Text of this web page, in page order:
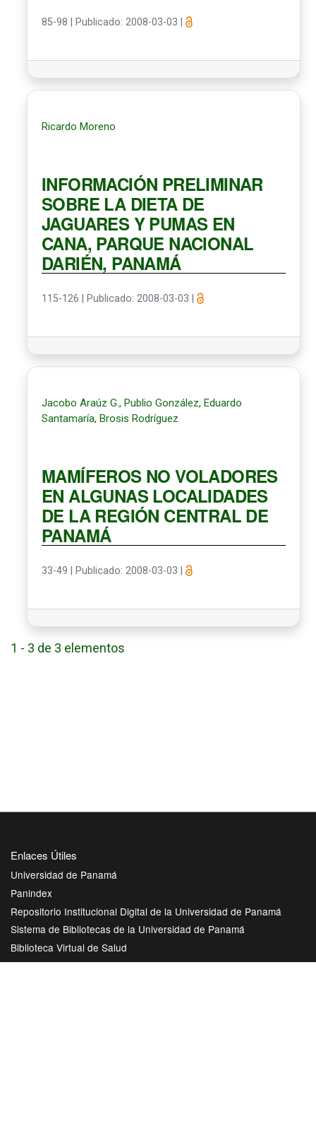
85-98 Publicado: 2008-03-03
Ricardo Moreno
INFORMACIÓN PRELIMINAR
SOBRE LA DIETA DE
JAGUARES Y PUMAS EN
CANA, PARQUE NACIONAL
DARIÉN, PANAMÁ
115-126 Publicado: 2008-03-03
Jacobo Araúz G., Publio González, Eduardo
Santamaría, Brosis Rodríguez
MAMÍFEROS NO VOLADORES
EN ALGUNAS LOCALIDADES
DE LA REGIÓN CENTRAL DE
PANAMÁ
33-49 Publicado: 2008-03-03
1 - 3 de 3 elementos
Enlaces Útiles
Universidad de Panamá
Panindex
Repositorio Institucional Digital de la Universidad de Panamá
Sistema de Bibliotecas de la Universidad de Panamá
Biblioteca Virtual de Salud
AmeliCA Centroamérica Colección Digital de Revistas Académicas